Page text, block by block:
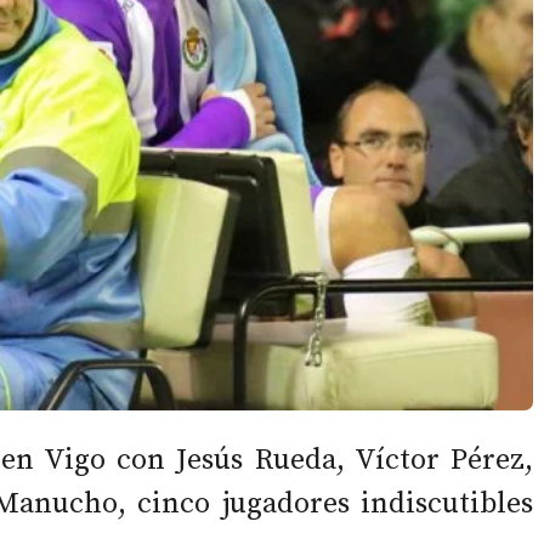
Vigo con Jesús Rueda, Víctor Pérez,
cinco jugadores indiscutibles